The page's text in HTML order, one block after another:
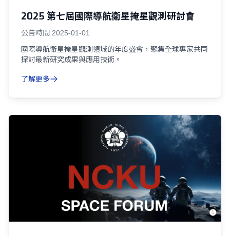
2025 第七屆國際導航衛星掩星觀測研討會
公告時間 2025-01-01
國際導航衛星掩星觀測領域的年度盛會，聚集全球專家共同
探討最新研究成果與應用技術。
了解更多
04